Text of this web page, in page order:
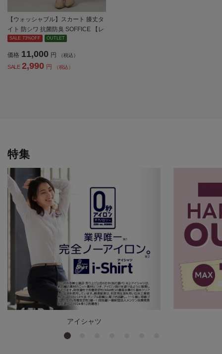
【ウォッシャブル】スカート 膝丈タ
イト 防シワ 抗菌防臭 SOFFICE 【レ
ディース】
SALE 73%OFF OUTLET
価格 11,000 円 （税込）
SALE 2,990 円 （税込）
特集
アイシャツ